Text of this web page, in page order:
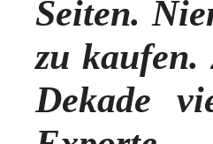
Seiten.
zu kaufen.
Dekade